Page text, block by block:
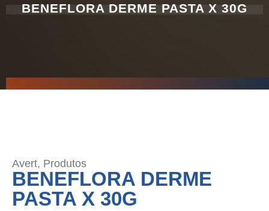
BENEFLORA DERME PASTA X 30G
Avert, Produtos
BENEFLORA DERME
PASTA X 30G